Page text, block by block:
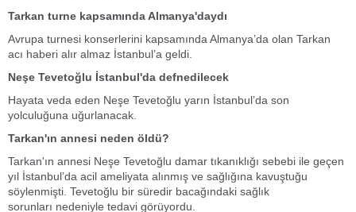
Tarkan turne kapsamında Almanya'daydı
Avrupa turnesi konserlerini kapsamında Almanya’da olan Tarkan
acı haberi alır almaz İstanbul’a geldi.
Neşe Tevetoğlu İstanbul'da defnedilecek
Hayata veda eden Neşe Tevetoğlu yarın İstanbul’da son
yolculuğuna uğurlanacak.
Tarkan'ın annesi neden öldü?
Tarkan'ın annesi Neşe Tevetoğlu damar tıkanıklığı sebebi ile geçen
yıl İstanbul’da acil ameliyata alınmış ve sağlığına kavuştuğu
söylenmişti. Tevetoğlu bir süredir bacağındaki sağlık
sorunları nedeniyle tedavi görüyordu.